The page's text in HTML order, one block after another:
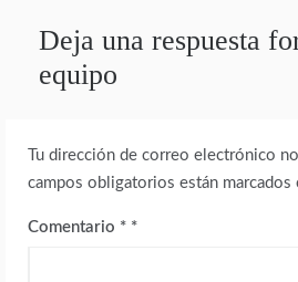
Deja una respuesta
equipo
Tu dirección de correo electrónico
campos obligatorios están marcados
Comentario *